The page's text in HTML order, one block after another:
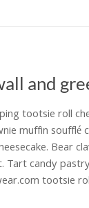
and
tootsie roll
muffin soufflé
Bear
Tart candy
tootsie